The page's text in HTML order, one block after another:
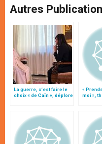
Autres
La guerre, c’est faire le
choix « de Caïn », déplore
«
moi »,